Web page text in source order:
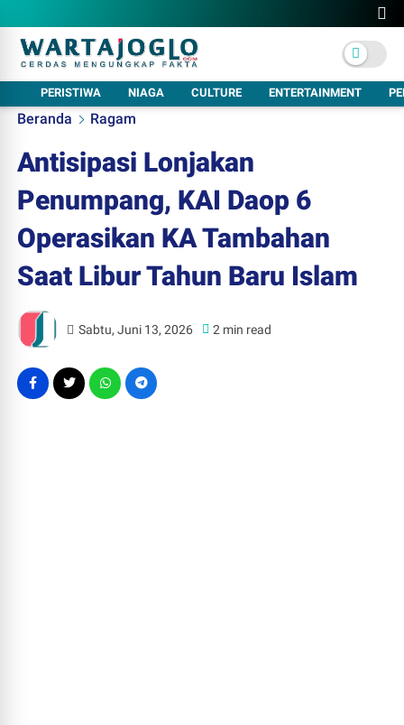
PERISTIWA NIAGA CULTURE ENTERTAINMENT
Beranda Ragam
Antisipasi Lonjakan
Penumpang, KAI Daop 6
Operasikan KA Tambahan
Saat Libur Tahun Baru Islam
Sabtu, Juni 13, 2026 2 min read